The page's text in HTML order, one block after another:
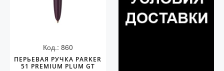
Код.: 860
ПЕРЬЕВАЯ РУЧКА PARKER
51 PREMIUM PLUM GT